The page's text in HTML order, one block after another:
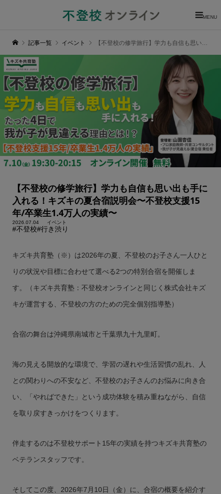
MENU
記事一覧 イベント 【不登校の修学旅行】学力も自信も思い出も手に入れる！キズキの夏合宿説明会〜不登校支援15年/卒業生1.4万人の実績〜
【不登校の修学旅行】学力も自信も思い出も手に
入れる！キズキの夏合宿説明会〜不登校支援15
年/卒業生1.4万人の実績〜
2026.07.04 イベント
#不登校#行き渋り
キズキ共育塾（※）は2026年の夏、不登校のお子さん一人ひと
りの状況や目標に合わせて選べる2つの特別合宿を開催しま
す。（キズキ共育塾：不登校オンラインと同じく株式会社キズ
キが運営する、不登校の方のための完全個別指導塾）
合宿の舞台は沖縄県南城市と千葉県九十九里町。
海の見える開放的な環境で、学習の遅れや生活習慣の乱れ、人
との関わりへの不安など、不登校のお子さんのお悩みに向き合
い、「やればできた」という成功体験を積み重ねながら、自信
を取り戻すきっかけをつくります。
伴走するのは不登校サポート15年の実績を持つキズキ共育塾の
ベテランスタッフです。
そしてこの度、2026年7月10日（金）に、合宿の概要を紹介す